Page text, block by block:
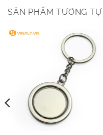
SẢN PHẨM TƯƠNG TỰ